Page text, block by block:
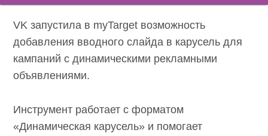
VK запустила в myTarget возможность
добавления вводного слайда в карусель для
кампаний с динамическими рекламными
объявлениями.
Инструмент работает с форматом
«Динамическая карусель» и помогает